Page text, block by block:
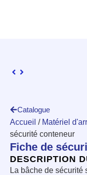
Catalogue
Accueil / Matériel
sécurité conteneur
Fiche de
DESCRIPTION
La bâche de sécurité